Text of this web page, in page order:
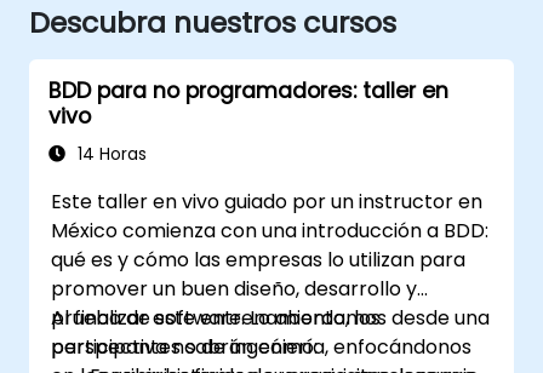
Descubra nuestros cursos
BDD para no programadores: taller en
vivo
14 Horas
Este taller en vivo guiado por un instructor en
México comienza con una introducción a BDD:
qué es y cómo las empresas lo utilizan para
promover un buen diseño, desarrollo y
prueba de software. Lo abordamos desde una
perspectiva no de ingeniería, enfocándonos
Al finalizar este entrenamiento, los
participantes sabrán cómo: